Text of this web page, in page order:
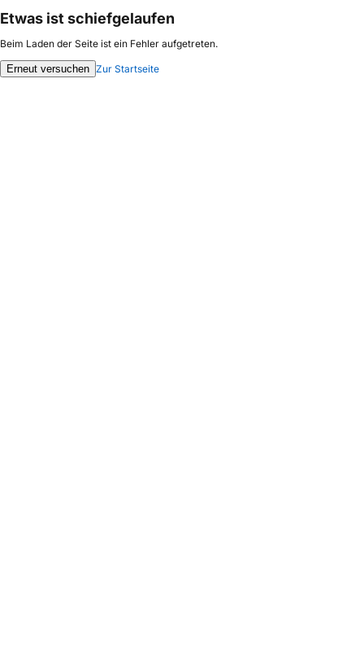
Etwas ist schiefgelaufen
Beim Laden der Seite ist ein Fehler aufgetreten.
Erneut versuchen Zur Startseite